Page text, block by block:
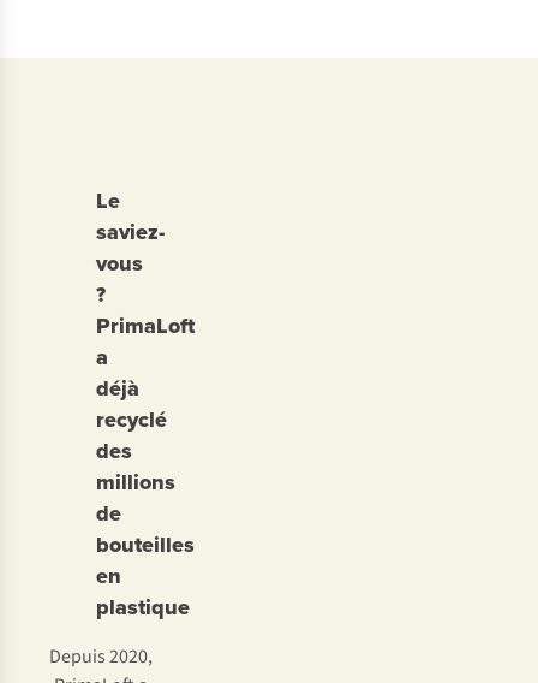
Le
saviez-
vous
?
PrimaLoft
a
déjà
recyclé
des
millions
de
bouteilles
en
plastique
Depuis 2020,